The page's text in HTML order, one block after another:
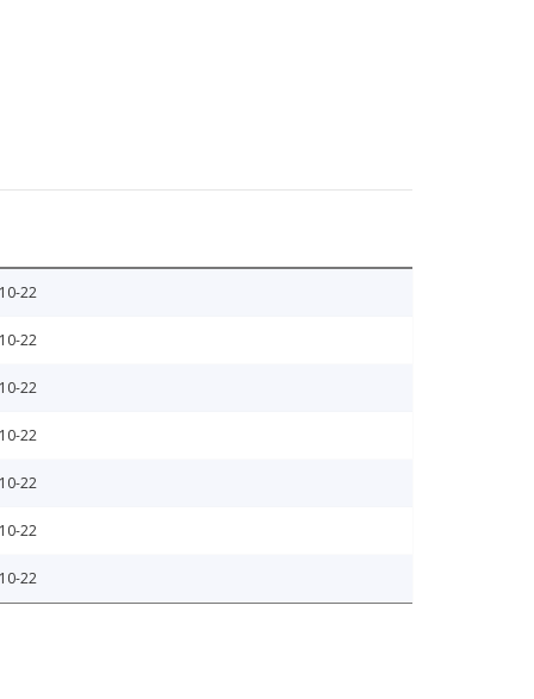
22
22
22
22
22
22
22